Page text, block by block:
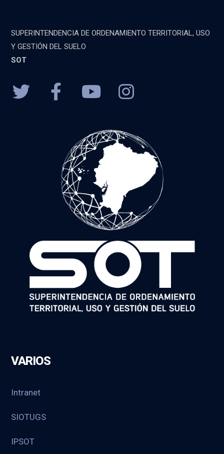
SUPERINTENDENCIA DE ORDENAMIENTO TERRITORIAL, USO
Y GESTIÓN DEL SUELO
SOT
VARIOS
Intranet
SIOTUGS
IPSOT